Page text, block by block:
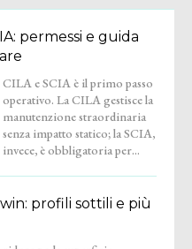
permessi e guida
invece, è obbligatoria per...
profili sottili e più